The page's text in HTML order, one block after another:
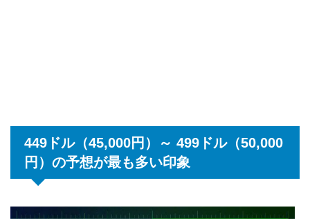
449ドル（45,000円）～ 499ドル（50,000
円）の予想が最も多い印象